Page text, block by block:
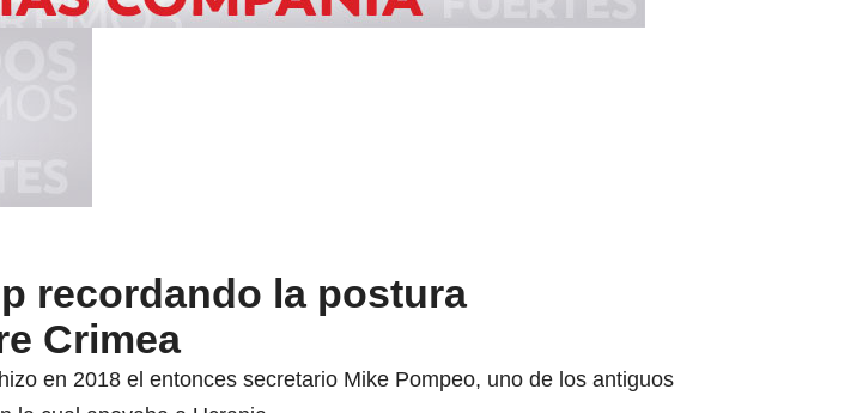
recordando la postura
Crimea
en 2018 el entonces secretario Mike Pompeo, uno de los antiguos